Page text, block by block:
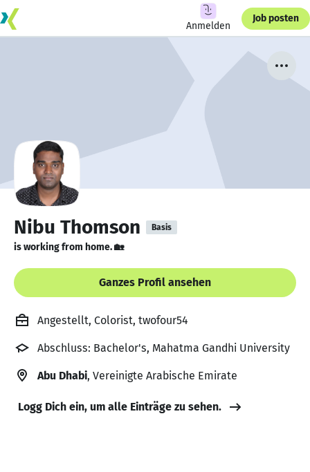
Anmelden
Job posten
Nibu Thomson Basis
is working from home. 🏡
Ganzes Profil ansehen
Angestellt, Colorist, twofour54
Abschluss: Bachelor's, Mahatma Gandhi University
Abu Dhabi, Vereinigte Arabische Emirate
Logg Dich ein, um alle Einträge zu sehen.